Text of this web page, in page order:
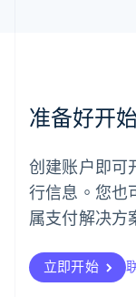
准备好开
创建账户即可
行信息。您也
属支付解决方
立即开始
挪威
葡萄牙
Português
日本
日本語English
瑞典
瑞士
Deutsch